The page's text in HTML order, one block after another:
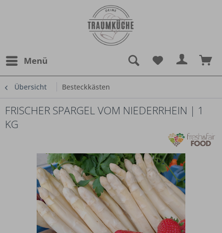
Menü
Übersicht Besteckkästen
FRISCHER SPARGEL VOM NIEDERRHEIN | 1
KG